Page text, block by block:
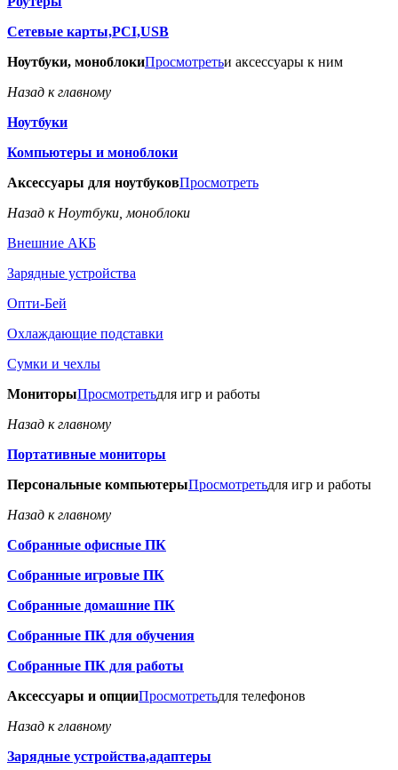
Сетевые карты,PCI,USB
Ноутбуки, моноблокиПросмотретьи аксессуары к ним
Назад к главному
Ноутбуки
Компьютеры и моноблоки
Аксессуары для ноутбуковПросмотреть
Назад к Ноутбуки, моноблоки
Внешние АКБ
Зарядные устройства
Опти-Бей
Охлаждающие подставки
Сумки и чехлы
МониторыПросмотретьдля игр и работы
Назад к главному
Портативные мониторы
Персональные компьютерыПросмотретьдля игр и работы
Назад к главному
Собранные офисные ПК
Собранные игровые ПК
Собранные домашние ПК
Собранные ПК для обучения
Собранные ПК для работы
Аксессуары и опцииПросмотретьдля телефонов
Назад к главному
Зарядные устройства,адаптеры